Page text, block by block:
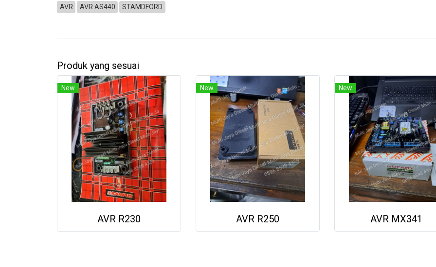
AVR AVR AS440 STAMDFORD
Produk yang sesuai
New
AVR R230
New
AVR R250
New
AVR MX341